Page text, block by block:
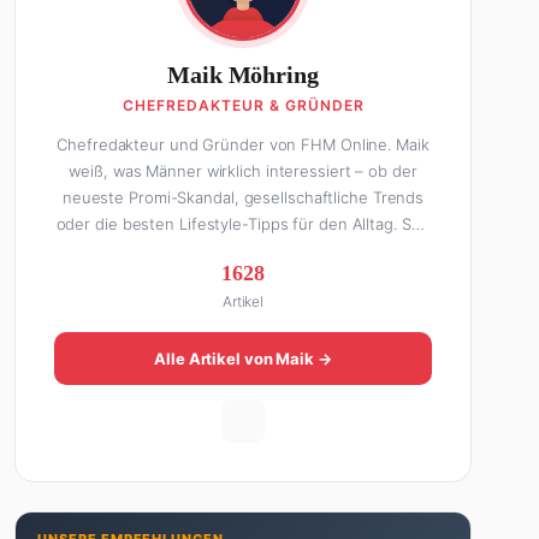
Maik Möhring
CHEFREDAKTEUR & GRÜNDER
Chefredakteur und Gründer von FHM Online. Maik
weiß, was Männer wirklich interessiert – ob der
neueste Promi-Skandal, gesellschaftliche Trends
oder die besten Lifestyle-Tipps für den Alltag. Seit
hat FHM Online zu einer der führenden Männer-
Lifestyle-Plattformen im deutschsprachigen Raum
aufgebaut. Sein Weg dahin war alles andere als
geradlinig: Die eine Hälfte seines Lebens stand er
in der Gastronomie – mit allem, was dazugehört.
unterhaltsam und immer nah dran. Wenn Maik
1628
Artikel
Alle Artikel von Maik →